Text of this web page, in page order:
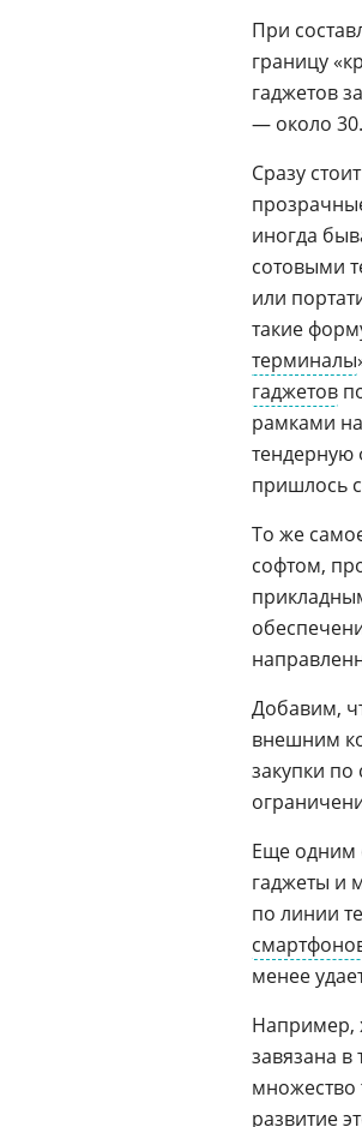
При
границу
гаджетов
— около
Сразу
иногда
сотовыми
или
такие
терминалы
гаджетов
рамками
тендерную
пришлось
То же
софтом,
Добавим,
внешним
закупки
Еще одним
гаджеты и
по линии
менее
Например,
завязана в
множество
развитие